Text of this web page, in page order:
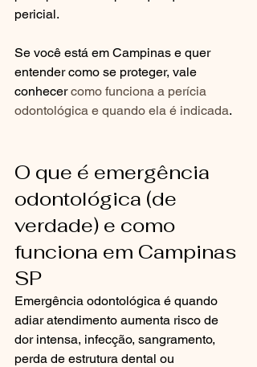
pericial.
Se você está em Campinas e quer
entender como se proteger, vale
conhecer como funciona a perícia
odontológica e quando ela é indicada.
O que é emergência
odontológica (de
verdade) e como
funciona em Campinas
SP
Emergência odontológica é quando
adiar atendimento aumenta risco de
dor intensa, infecção, sangramento,
perda de estrutura dental ou